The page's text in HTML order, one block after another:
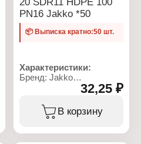
PN16 Jakko *50
📦 Выписка кратно:50 шт.
Характеристики:
Бренд: Jakko
Артикул: 704000220R
Назначение: для воды
Диаметр: 20 мм
32,25 ₽
В корзину